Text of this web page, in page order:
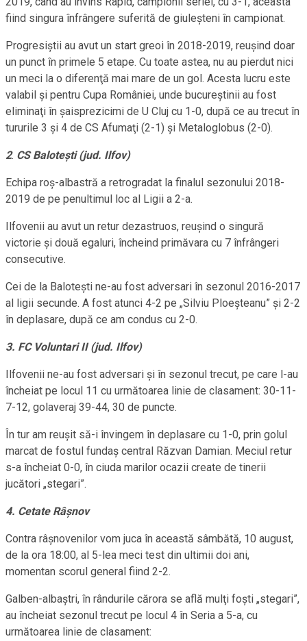
fiind singura înfrângere suferită de giuleşteni în campionat.
Progresiştii au avut un start greoi în 2018-2019, reuşind doar
un punct în primele 5 etape. Cu toate astea, nu au pierdut nici
un meci la o diferenţă mai mare de un gol. Acesta lucru este
valabil şi pentru Cupa României, unde bucureştinii au fost
eliminaţi în şaisprezicimi de U Cluj cu 1-0, după ce au trecut în
tururile 3 şi 4 de CS Afumaţi (2-1) şi Metaloglobus (2-0).
2. CS Baloteşti (jud. Ilfov)
Echipa roş-albastră a retrogradat la finalul sezonului 2018-
2019 de pe penultimul loc al Ligii a 2-a.
Ilfovenii au avut un retur dezastruos, reuşind o singură
victorie şi două egaluri, încheind primăvara cu 7 înfrângeri
consecutive.
Cei de la Baloteşti ne-au fost adversari în sezonul 2016-2017
al ligii secunde. A fost atunci 4-2 pe „Silviu Ploeşteanu” şi 2-2
în deplasare, după ce am condus cu 2-0.
3. FC Voluntari II (jud. Ilfov)
Ilfovenii ne-au fost adversari şi în sezonul trecut, pe care l-au
încheiat pe locul 11 cu următoarea linie de clasament: 30-11-
7-12, golaveraj 39-44, 30 de puncte.
În tur am reuşit să-i învingem în deplasare cu 1-0, prin golul
marcat de fostul fundaş central Răzvan Damian. Meciul retur
s-a încheiat 0-0, în ciuda marilor ocazii create de tinerii
jucători „stegari”.
4. Cetate Râşnov
Contra râşnovenilor vom juca în această sâmbătă, 10 august,
de la ora 18:00, al 5-lea meci test din ultimii doi ani,
momentan scorul general fiind 2-2.
Galben-albaştri, în rândurile cărora se află mulţi foşti „stegari”,
au încheiat sezonul trecut pe locul 4 în Seria a 5-a, cu
următoarea linie de clasament: